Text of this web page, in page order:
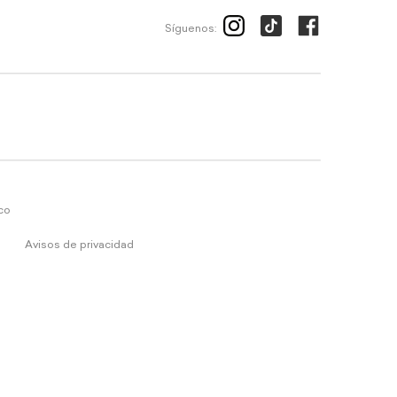
Síguenos:
Avisos de privacidad